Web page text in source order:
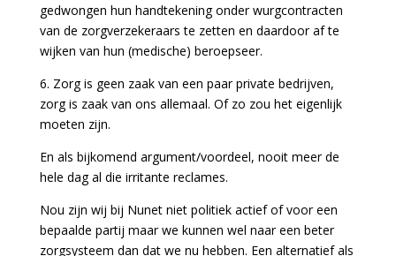
gedwongen hun handtekening onder wurgcontracten
van de zorgverzekeraars te zetten en daardoor af te
wijken van hun (medische) beroepseer.
6. Zorg is geen zaak van een paar private bedrijven,
zorg is zaak van ons allemaal. Of zo zou het eigenlijk
moeten zijn.
En als bijkomend argument/voordeel, nooit meer de
hele dag al die irritante reclames.
Nou zijn wij bij Nunet niet politiek actief of voor een
bepaalde partij maar we kunnen wel naar een beter
zorgsysteem dan dat we nu hebben. Een alternatief als